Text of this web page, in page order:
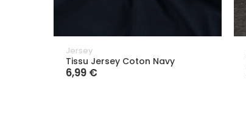
Jersey
Tissu Jersey Coton Navy
6,99 €